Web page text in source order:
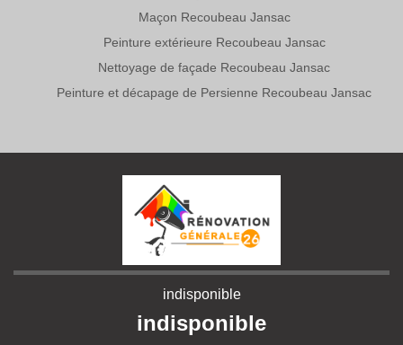
Maçon Recoubeau Jansac
Peinture extérieure Recoubeau Jansac
Nettoyage de façade Recoubeau Jansac
Peinture et décapage de Persienne Recoubeau Jansac
indisponible
indisponible